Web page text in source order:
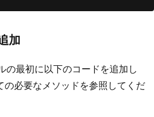
加
の最初に以下のコードを追加し
必要なメソッドを参照してくだ